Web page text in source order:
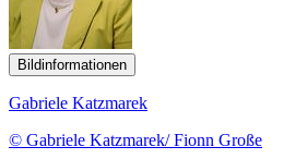
Bildinformationen
Gabriele Katzmarek
© Gabriele Katzmarek/ Fionn Große